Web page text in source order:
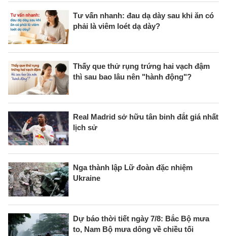
Tư vấn nhanh: đau dạ dày sau khi ăn có
phải là viêm loét dạ dày?
Thấy que thử rụng trứng hai vạch đậm
thì sau bao lâu nên "hành động"?
Real Madrid sở hữu tân binh đắt giá nhất
lịch sử
Nga thành lập Lữ đoàn đặc nhiệm
Ukraine
Dự báo thời tiết ngày 7/8: Bắc Bộ mưa
to, Nam Bộ mưa dông về chiều tối